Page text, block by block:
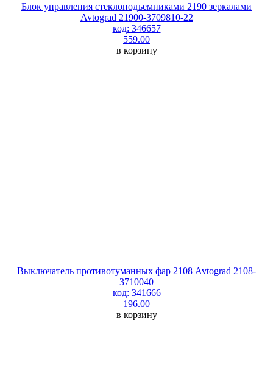
Блок управления стеклоподъемниками 2190 зеркалами
Avtograd 21900-3709810-22
код: 346657
559.00
в корзину
Выключатель противотуманных фар 2108 Avtograd 2108-
3710040
код: 341666
196.00
в корзину